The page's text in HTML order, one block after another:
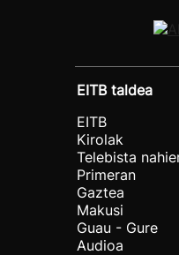
EITB taldea
EITB
Kirolak
Telebista
Primeran
Gaztea
Makusi
Guau - Gure
Audioa